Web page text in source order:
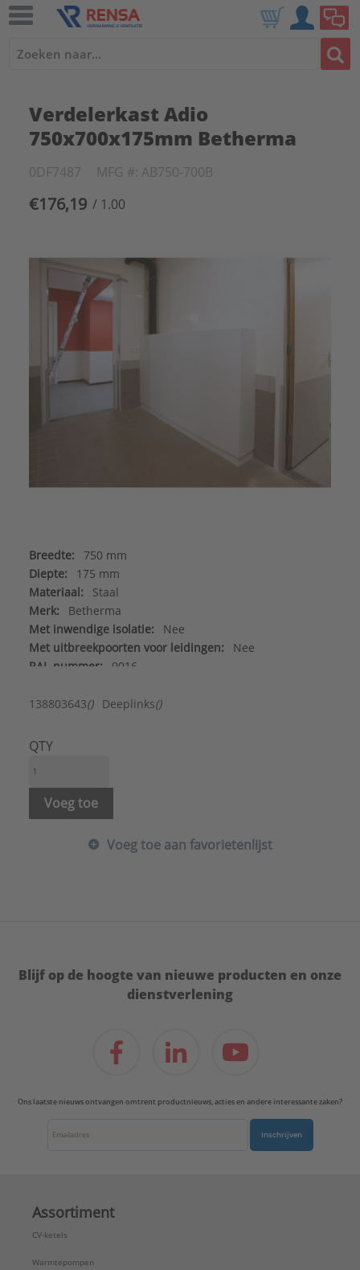
Verdelerkast Adio
750x700x175mm Betherma
0DF7487 MFG #: AB750-700B
€176,19 / 1.00
Breedte:
750 mm
Diepte:
175 mm
Materiaal:
Staal
Merk:
Betherma
Met inwendige isolatie:
Nee
Met uitbreekpoorten voor leidingen:
Nee
RAL-nummer:
9016
Serie:
Adio
138803643() Deeplinks()
QTY
Voeg toe
Voeg toe aan favorietenlijst
Blijf op de hoogte van nieuwe producten en onze
dienstverlening
Ons laatste nieuws ontvangen omtrent productnieuws, acties en andere interessante zaken?
Inschrijven
Assortiment
CV-ketels
Warmtepompen